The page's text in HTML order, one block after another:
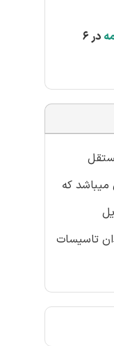
در 6
خصوصی بر اساس حوزه شغلی به 9 بخش مستقل
دسته های شغلی میباشد که
تاسیسات